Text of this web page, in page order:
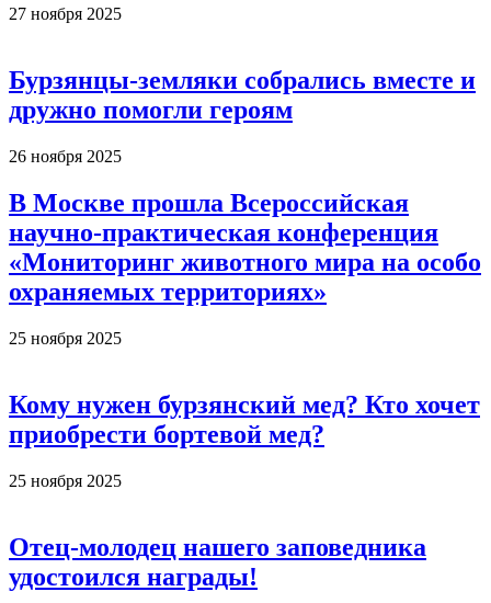
27 ноября 2025
Бурзянцы-земляки собрались вместе и
дружно помогли героям
26 ноября 2025
В Москве прошла Всероссийская
научно-практическая конференция
«Мониторинг животного мира на особо
охраняемых территориях»
25 ноября 2025
Кому нужен бурзянский мед? Кто хочет
приобрести бортевой мед?
25 ноября 2025
Отец-молодец нашего заповедника
удостоился награды!